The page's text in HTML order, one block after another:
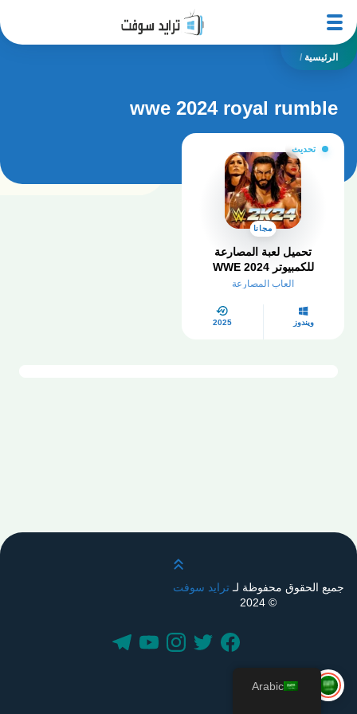
الرئيسية /
wwe 2024 royal rumble
تحديث
مجانا
تحميل لعبة المصارعة
للكمبيوتر​ WWE 2024
للكمبيوتر جميع الاصدارات
العاب المصارعة
ويندوز 2025
قم بالتمرير لأعلى
جميع الحقوق محفوظة لـترايد سوفت
© 2024
Arabic